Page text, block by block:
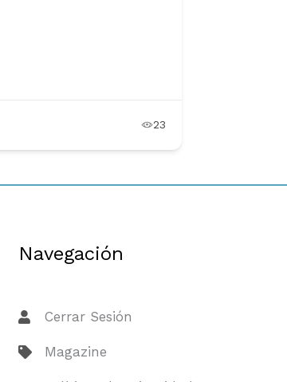
23
Navegación
Cerrar Sesión
Magazine